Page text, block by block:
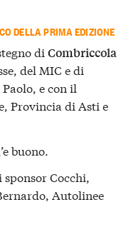
DELLA PRIMA EDIZIONE
di Combriccola
del MIC e di
e con il
Provincia di Asti e
buono.
Cocchi,
Autolinee